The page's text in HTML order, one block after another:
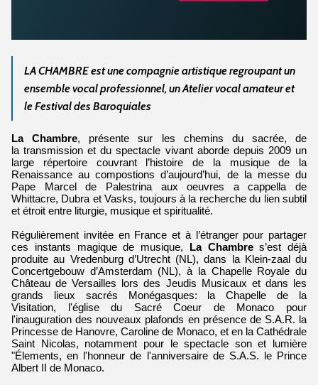
LA CHAMBRE est une compagnie artistique regroupant un
ensemble vocal professionnel, un Atelier vocal amateur et
le Festival des Baroquiales
La Chambre, présente sur les chemins du sacrée, de
la transmission et du spectacle vivant aborde depuis 2009 un
large répertoire couvrant l’histoire de la musique de la
Renaissance au compostions d’aujourd’hui, de la messe du
Pape Marcel de Palestrina aux oeuvres a cappella de
Whittacre, Dubra et Vasks, toujours à la recherche du lien subtil
et étroit entre liturgie, musique et spiritualité.
Régulièrement invitée en France et à l’étranger pour partager
ces instants magique de musique, La Chambres’est déjà
produite au Vredenburg d’Utrecht (NL), dans la Klein-zaal du
Concertgebouw d’Amsterdam (NL), à la Chapelle Royale du
Château de Versailles lors des Jeudis Musicaux et dans les
grands lieux sacrés Monégasques: la Chapelle de la
Visitation, l'église du Sacré Coeur de Monaco pour
l'inauguration des nouveaux plafonds en présence de S.A.R. la
Princesse de Hanovre, Caroline de Monaco, et en la Cathédrale
Saint Nicolas, notamment pour le spectacle son et lumière
"Élements, en l'honneur de l'anniversaire de S.A.S. le Prince
Albert II de Monaco.